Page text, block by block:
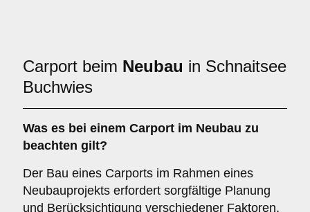
Carport beim Neubau in Schnaitsee
Buchwies
Was es bei einem Carport im Neubau zu
beachten gilt?
Der Bau eines Carports im Rahmen eines
Neubauprojekts erfordert sorgfältige Planung
und Berücksichtigung verschiedener Faktoren.